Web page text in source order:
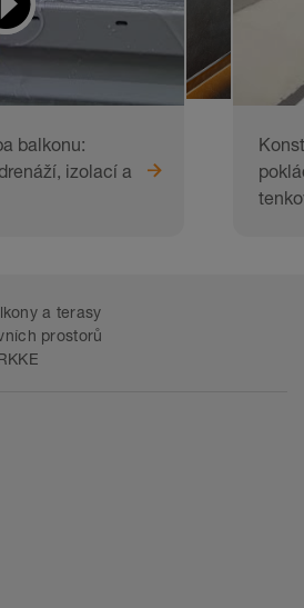
balkonu:
izolací a
a terasy
prostorů